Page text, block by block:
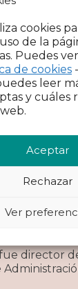
cookies
de la
Puedes
de cookies -
leer
y cuáles
Aceptar
Rechazar
Ver
a
fundó el
hasta el
del
de Sociología
director